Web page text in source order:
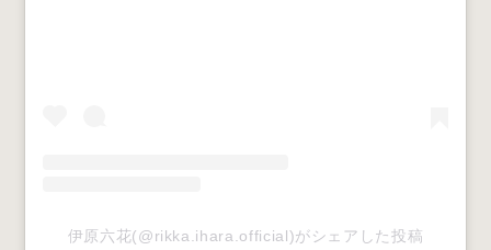
伊原六花(@rikka.ihara.official)がシェアした投稿